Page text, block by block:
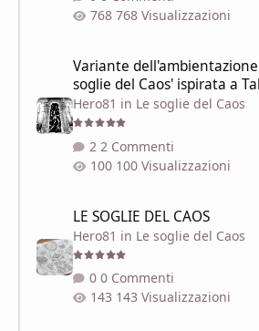
768 Visualizzazioni
Variante
soglie del Caos' ispirata a
Hero81 in Le soglie del Caos
2 Commenti
100 Visualizzazioni
LE SOGLIE DEL CAOS
Hero81 in Le soglie del Caos
0 Commenti
143 Visualizzazioni